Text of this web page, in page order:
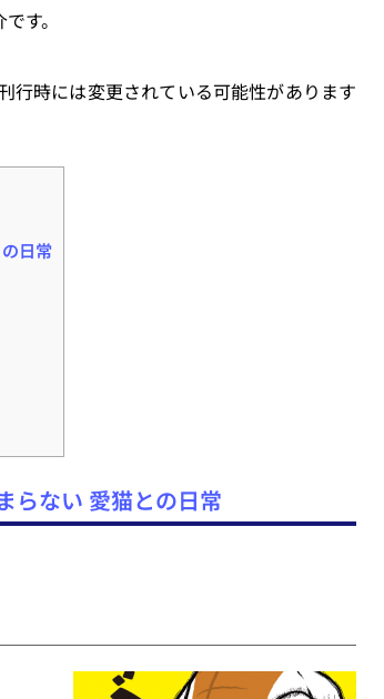
す。
行時には変更されている可能性があります
日常
ない 愛猫との日常